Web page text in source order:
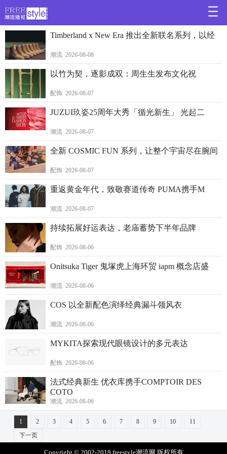
>
Timberland x New Era 推出全新联名系列，以经
潮流 2026-08-08
以竹为契，逐影成双：周生生发布文化祝
配饰 2026-08-07
JUZUI玖姿25周年大秀「循光新生」 光起二
潮流 2026-08-07
全新 COSMIC FUN 系列，让整个宇宙尽在腕间
配饰 2026-08-07
重返黄金年代，致敬赛道传奇 PUMA携手M
潮流 2026-08-07
持续拓展好运表达，老庙蓄势下半年品牌
配饰 2026-08-06
Onitsuka Tiger 鬼塚虎上海环贸 iapm 概念店盛
潮流 2026-08-06
COS 以全新配色演绎经典漏斗领风衣
潮流 2026-08-06
MYKITA探索现代眼镜设计的多元表达
配饰 2026-08-06
法式经典新生 优衣库携手COMPTOIR DES
COTO
潮流 2026-08-06
1 2 3 4 5 6 7 8 9 10
11
下一页
Copyright © 2002-2019 freestyle潮流网 版权所有